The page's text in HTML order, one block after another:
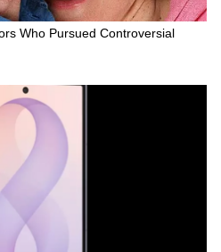
Who Pursued Controversial